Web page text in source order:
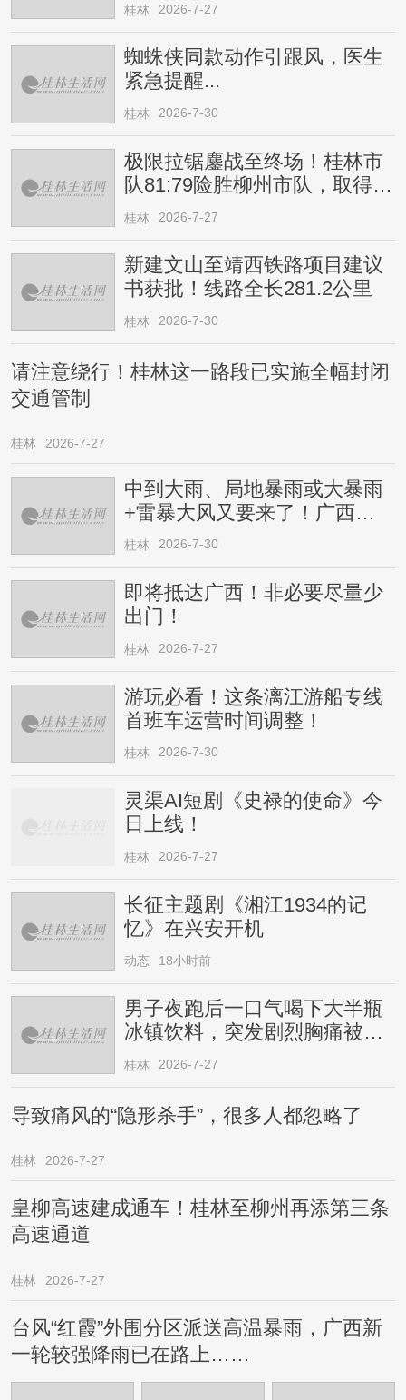
桂林 2026-7-27
蜘蛛侠同款动作引跟风，医生
紧急提醒...
桂林 2026-7-30
极限拉锯鏖战至终场！桂林市
队81:79险胜柳州市队，取得四
连胜
桂林 2026-7-27
新建文山至靖西铁路项目建议
书获批！线路全长281.2公里
桂林 2026-7-30
请注意绕行！桂林这一路段已实施全幅封闭
交通管制
桂林 2026-7-27
中到大雨、局地暴雨或大暴雨
+雷暴大风又要来了！广西人
请注意
桂林 2026-7-30
即将抵达广西！非必要尽量少
出门！
桂林 2026-7-27
游玩必看！这条漓江游船专线
首班车运营时间调整！
桂林 2026-7-30
灵渠AI短剧《史禄的使命》今
日上线！
桂林 2026-7-27
长征主题剧《湘江1934的记
忆》在兴安开机
动态 18小时前
男子夜跑后一口气喝下大半瓶
冰镇饮料，突发剧烈胸痛被送
医！医生提醒→
桂林 2026-7-27
导致痛风的“隐形杀手”，很多人都忽略了
桂林 2026-7-27
皇柳高速建成通车！桂林至柳州再添第三条
高速通道
桂林 2026-7-27
台风“红霞”外围分区派送高温暴雨，广西新
一轮较强降雨已在路上……